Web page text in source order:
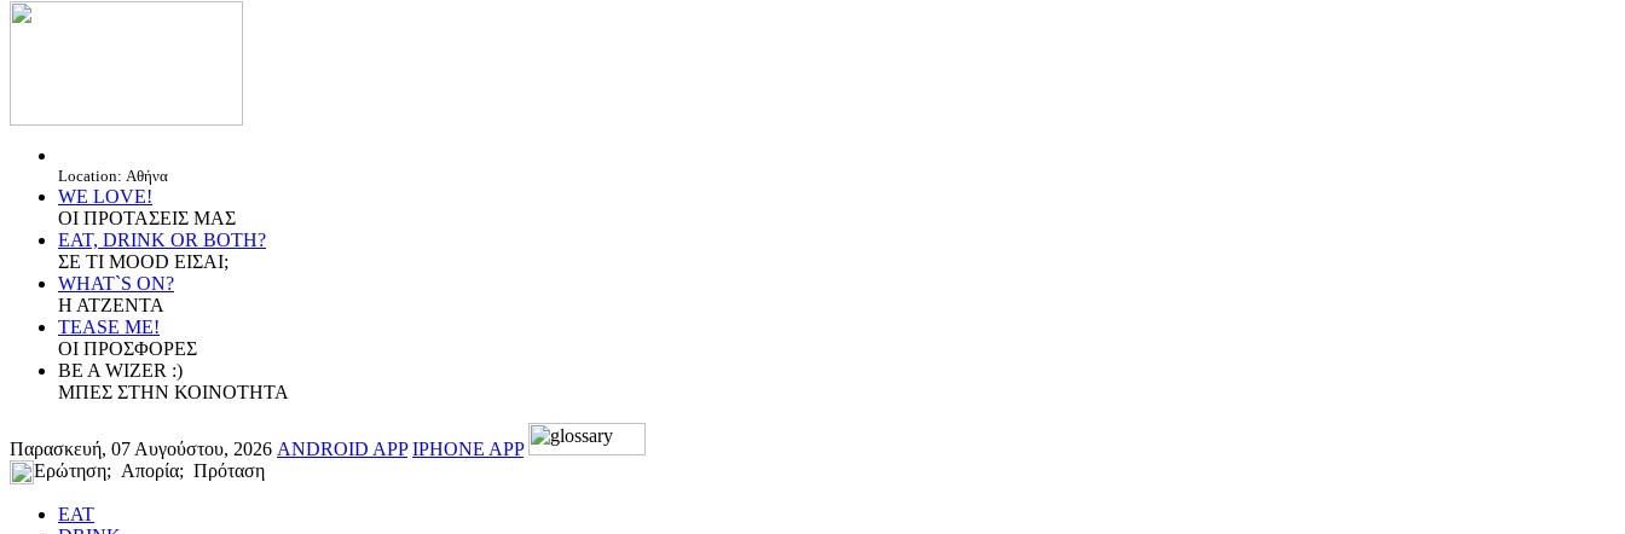
Location: Αθήνα
WE LOVE!
ΟΙ ΠΡΟΤΑΣΕΙΣ ΜΑΣ
EAT, DRINK OR BOTH?
ΣΕ ΤΙ MOOD ΕΙΣΑΙ;
WHAT`S ON?
Η ΑΤΖΕΝΤΑ
TEASE ME!
ΟΙ ΠΡΟΣΦΟΡΕΣ
BE A WIZER :)
ΜΠΕΣ ΣΤΗΝ ΚΟΙΝΟΤΗΤΑ
Παρασκευή, 07 Αυγούστου, 2026 ANDROID APP IPHONE APP
Ερώτηση; Απορία; Πρόταση
EAT